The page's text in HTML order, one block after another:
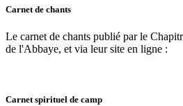
Carnet de chants
Le carnet de chants publié par le
de l'Abbaye, et via leur site en ligne :
Carnet spirituel de camp